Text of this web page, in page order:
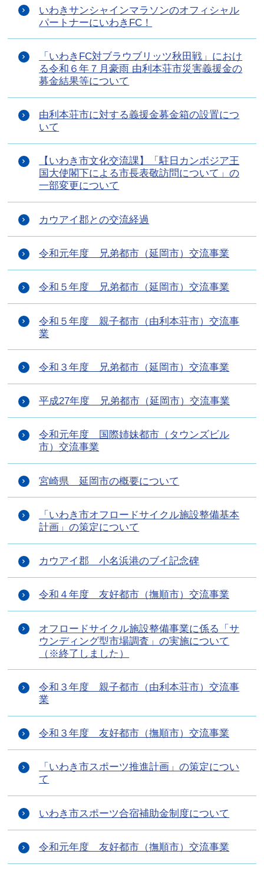
いわきサンシャインマラソンのオフィシャル
パートナーにいわきFC！
「いわきFC対ブラウブリッツ秋田戦」におけ
る令和６年７月豪雨 由利本荘市災害義援金の
募金結果等について
由利本荘市に対する義援金募金箱の設置につ
いて
【いわき市文化交流課】「駐日カンボジア王
国大使閣下による市長表敬訪問について」の
一部変更について
カウアイ郡との交流経過
令和元年度 兄弟都市（延岡市）交流事業
令和５年度 兄弟都市（延岡市）交流事業
令和５年度 親子都市（由利本荘市）交流事
業
令和３年度 兄弟都市（延岡市）交流事業
平成27年度 兄弟都市（延岡市）交流事業
令和元年度 国際姉妹都市（タウンズビル
市）交流事業
宮崎県 延岡市の概要について
「いわき市オフロードサイクル施設整備基本
計画」の策定について
カウアイ郡 小名浜港のブイ記念碑
令和４年度 友好都市（撫順市）交流事業
オフロードサイクル施設整備事業に係る「サ
ウンディング型市場調査」の実施について
（※終了しました）
令和３年度 親子都市（由利本荘市）交流事
業
令和３年度 友好都市（撫順市）交流事業
「いわき市スポーツ推進計画」の策定につい
て
いわき市スポーツ合宿補助金制度について
令和元年度 友好都市（撫順市）交流事業